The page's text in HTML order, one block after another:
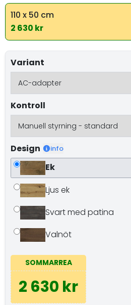
110 x 50 cm
2 630 kr
Variant
Kontroll
Design info
Ek
Ljus ek
Svart med patina
Valnöt
SOMMARREA
2 630 kr